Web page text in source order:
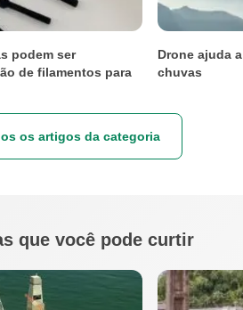
podem ser
de filamentos para
Drone ajuda
chuvas
os artigos da categoria
que você pode curtir